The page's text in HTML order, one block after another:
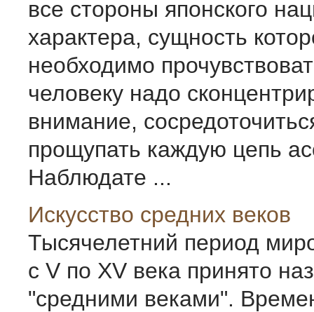
все стороны японского
характера, сущность
необходимо
человеку надо
внимание,
прощупать каждую цепь
Наблюдате ...
Искусство средних веков
Тысячелетний период
с V по XV ве­ка принято
"средними веками".